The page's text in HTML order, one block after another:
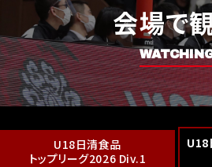
会場で
U18日清食品
トップリーグ2026 Div.1
U18